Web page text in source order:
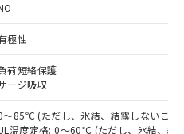
極性
荷短絡保護
ージ吸収
～85℃ (ただし、氷結、結露しないこと)
温度定格: 0～60℃ (ただし、氷結、結
指令（10物質）の
が提供可能な商品で